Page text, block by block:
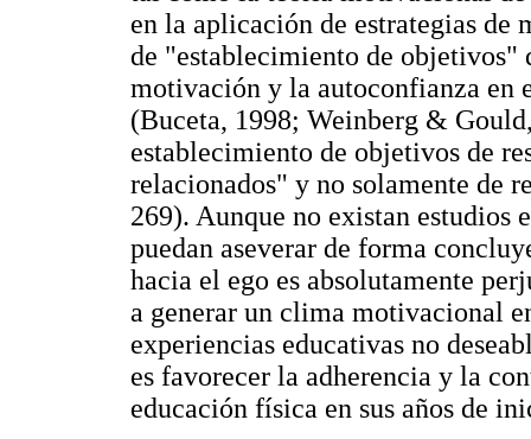
en la aplicación de estrategias
de "establecimiento de objetivos"
motivación y la autoconfianza en
(Buceta, 1998; Weinberg &
establecimiento de objetivos de
relacionados" y no solamente de
269). Aunque no existan estudios
puedan aseverar de forma
hacia el ego es absolutamente
a generar un clima motivacional
experiencias educativas no
es favorecer la adherencia y la
educación física en sus años de